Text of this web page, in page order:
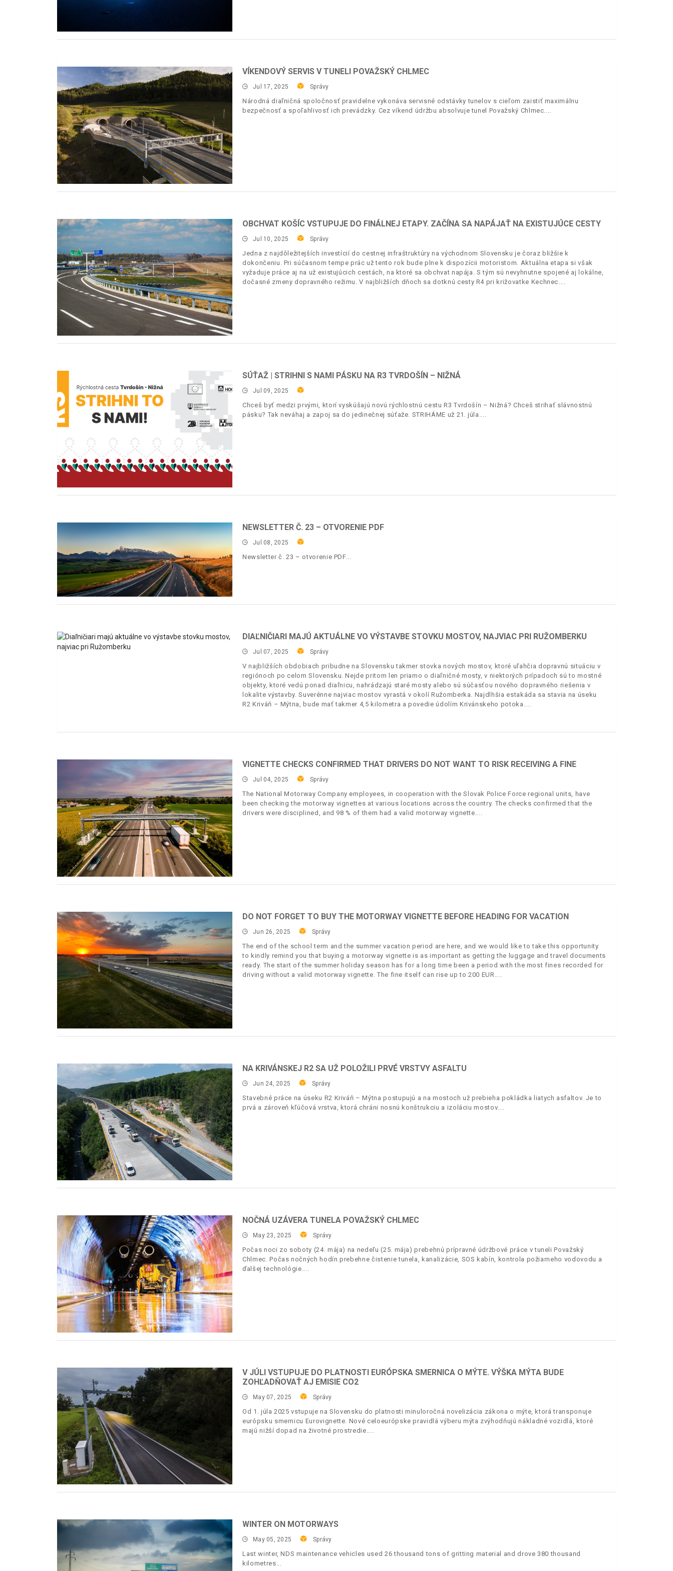
VÍKENDOVÝ SERVIS V TUNELI POVAŽSKÝ CHLMEC
Jul 17, 2025 Správy
Národná diaľničná spoločnosť pravidelne vykonáva servisné odstávky tunelov s cieľom zaistiť maximálnu
bezpečnosť a spoľahlivosť ich prevádzky. Cez víkend údržbu absolvuje tunel Považský Chlmec.
OBCHVAT KOŠÍC VSTUPUJE DO FINÁLNEJ ETAPY. ZAČÍNA SA NAPÁJAŤ NA EXISTUJÚCE CESTY
Jul 10, 2025 Správy
Jedna z najdôležitejších investícií do cestnej infraštruktúry na východnom Slovensku je čoraz bližšie k
dokončeniu. Pri súčasnom tempe prác už tento rok bude plne k dispozícii motoristom. Aktuálna etapa si však
vyžaduje práce aj na už existujúcich cestách, na ktoré sa obchvat napája. S tým sú nevyhnutne spojené aj lokálne,
dočasné zmeny dopravného režimu. V najbližších dňoch sa dotknú cesty R4 pri križovatke Kechnec.
SÚŤAŽ | STRIHNI S NAMI PÁSKU NA R3 TVRDOŠÍN – NIŽNÁ
Jul 09, 2025
Chceš byť medzi prvými, ktorí vyskúšajú novú rýchlostnú cestu R3 Tvrdošín – Nižná? Chceš strihať slávnostnú
pásku? Tak neváhaj a zapoj sa do jedinečnej súťaže. STRIHÁME už 21. júla.
NEWSLETTER Č. 23 – OTVORENIE PDF
Jul 08, 2025
Newsletter č. 23 – otvorenie PDF
DIAĽNIČIARI MAJÚ AKTUÁLNE VO VÝSTAVBE STOVKU MOSTOV, NAJVIAC PRI RUŽOMBERKU
Jul 07, 2025 Správy
V najbližších obdobiach pribudne na Slovensku takmer stovka nových mostov, ktoré uľahčia dopravnú situáciu v
regiónoch po celom Slovensku. Nejde pritom len priamo o diaľničné mosty, v niektorých prípadoch sú to mostné
objekty, ktoré vedú ponad diaľnicu, nahrádzajú staré mosty alebo sú súčasťou nového dopravného riešenia v
lokalite výstavby. Suverénne najviac mostov vyrastá v okolí Ružomberka. Najdlhšia estakáda sa stavia na úseku
R2 Kriváň – Mýtna, bude mať takmer 4,5 kilometra a povedie údolím Krivánskeho potoka.
VIGNETTE CHECKS CONFIRMED THAT DRIVERS DO NOT WANT TO RISK RECEIVING A FINE
Jul 04, 2025 Správy
The National Motorway Company employees, in cooperation with the Slovak Police Force regional units, have
been checking the motorway vignettes at various locations across the country. The checks confirmed that the
drivers were disciplined, and 98 % of them had a valid motorway vignette.
DO NOT FORGET TO BUY THE MOTORWAY VIGNETTE BEFORE HEADING FOR VACATION
Jun 26, 2025 Správy
The end of the school term and the summer vacation period are here, and we would like to take this opportunity
to kindly remind you that buying a motorway vignette is as important as getting the luggage and travel documents
ready. The start of the summer holiday season has for a long time been a period with the most fines recorded for
driving without a valid motorway vignette. The fine itself can rise up to 200 EUR.
NA KRIVÁNSKEJ R2 SA UŽ POLOŽILI PRVÉ VRSTVY ASFALTU
Jun 24, 2025 Správy
Stavebné práce na úseku R2 Kriváň – Mýtna postupujú a na mostoch už prebieha pokládka liatych asfaltov. Je to
prvá a zároveň kľúčová vrstva, ktorá chráni nosnú konštrukciu a izoláciu mostov.
NOČNÁ UZÁVERA TUNELA POVAŽSKÝ CHLMEC
May 23, 2025 Správy
Počas noci zo soboty (24. mája) na nedeľu (25. mája) prebehnú prípravné údržbové práce v tuneli Považský
Chlmec. Počas nočných hodín prebehne čistenie tunela, kanalizácie, SOS kabín, kontrola požiarneho vodovodu a
ďalšej technológie.
V JÚLI VSTUPUJE DO PLATNOSTI EURÓPSKA SMERNICA O MÝTE. VÝŠKA MÝTA BUDE
ZOHĽADŇOVAŤ AJ EMISIE CO2
May 07, 2025 Správy
Od 1. júla 2025 vstupuje na Slovensku do platnosti minuloročná novelizácia zákona o mýte, ktorá transponuje
európsku smernicu Eurovignette. Nové celoeurópske pravidlá výberu mýta zvýhodňujú nákladné vozidlá, ktoré
majú nižší dopad na životné prostredie.
WINTER ON MOTORWAYS
May 05, 2025 Správy
Last winter, NDS maintenance vehicles used 26 thousand tons of gritting material and drove 380 thousand
kilometres